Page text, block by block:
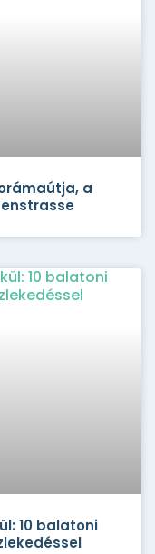
a
10 balatoni